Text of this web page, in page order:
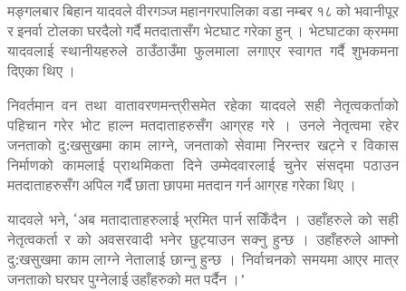
मङ्गलबार बिहान यादवले वीरगञ्ज महानगरपालिका वडा नम्बर १८ को भवानीपूर
र इनर्वा टोलका घरदैलो गर्दै मतदातासँग भेटघाट गरेका हुन् । भेटघाटका क्रममा
यादवलाई स्थानीयहरुले ठाउँठाउँमा फुलमाला लगाएर स्वागत गर्दै शुभकमना
दिएका थिए ।
निवर्तमान वन तथा वातावरणमन्त्रीसमेत रहेका यादवले सही नेतृत्वकर्ताको
पहिचान गरेर भोट हाल्न मतदाताहरुसँग आग्रह गरे । उनले नेतृत्वमा रहेर
जनताको दु:खसुखमा काम लाग्ने, जनताको सेवामा निरन्तर खट्ने र विकास
निर्माणको कामलाई प्राथमिकता दिने उम्मेदवारलाई चुनेर संसद्मा पठाउन
मतदाताहरुसँग अपिल गर्दै छाता छापमा मतदान गर्न आग्रह गरेका थिए ।
यादवले भने, ‘अब मतादाताहरुलाई भ्रमित पार्न सकिँदैन । उहाँहरुले को सही
नेतृत्वकर्ता र को अवसरवादी भनेर छुट्याउन सक्नु हुन्छ । उहाँहरुले आफ्नो
दु:खसुखमा काम लाग्ने नेतालाई छान्नु हुन्छ । निर्वाचनको समयमा आएर मात्र
जनताको घरघर पुग्नेलाई उहाँहरुको मत पर्दैन ।’